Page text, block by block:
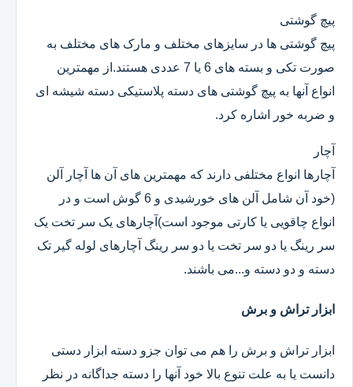
پیچ گوشتی
پیچ گوشتی ها در سایزهای مختلف و مارک های مختلف به
صورت تکی و بسته های 6 یا 7 عددی هستند.از مهمترین
انواع آنها به پیچ گوشتی های دسته پلاستیکی دسته شیشه ای
و ضربه خور اشاره کرد.
آچار
آچارها انواع مختلفی دارند که مهمترین های آن ها آچار آلن
(خود آن شامل آلن های خورشیدی و 6 گوش است و در
انواع چاقویی یا کارتی موجود است)آچارهای یک سر تخت یک
سر رینگ یا دو سر تخت یا دو سر رینگ آچارهای لوله گیر تک
دسته و دو دسته و...می باشند.
ابزار تراش و برش
ابزار تراش و برش را هم می توان جزو دسته ابزار دستی
دانست یا به علت تنوع بالا خود آنها را دسته جداگانه در نظر